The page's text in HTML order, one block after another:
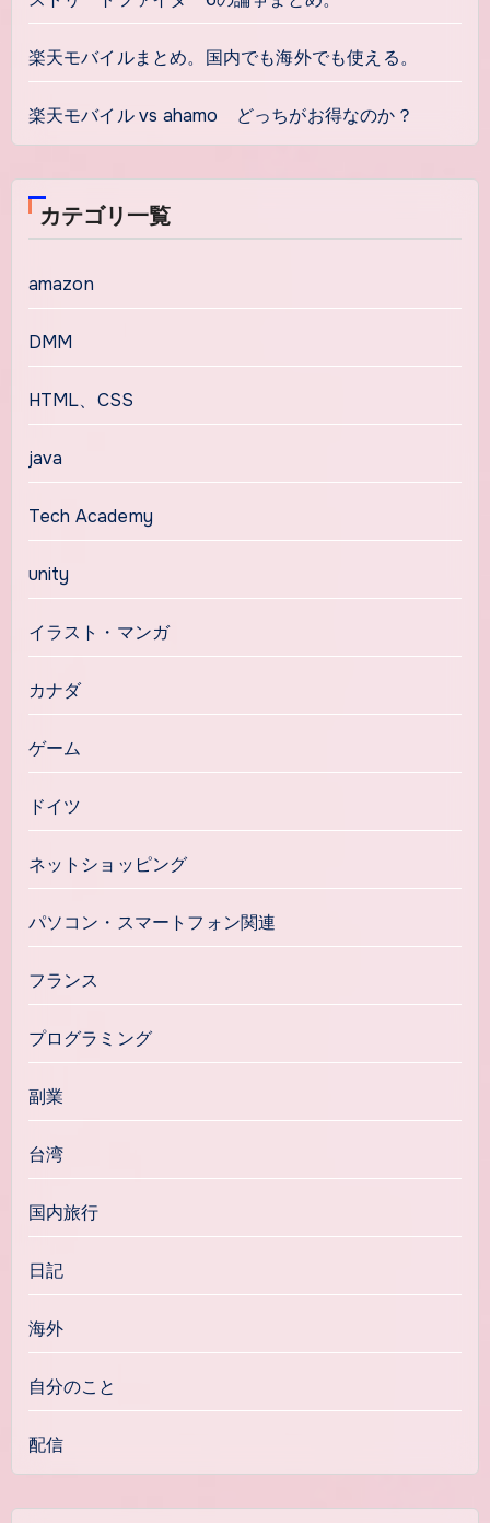
楽天モバイルまとめ。国内でも海外でも使える。
楽天モバイル vs ahamo どっちがお得なのか？
カテゴリ一覧
amazon
DMM
HTML、CSS
java
Tech Academy
unity
イラスト・マンガ
カナダ
ゲーム
ドイツ
ネットショッピング
パソコン・スマートフォン関連
フランス
プログラミング
副業
台湾
国内旅行
日記
海外
自分のこと
配信